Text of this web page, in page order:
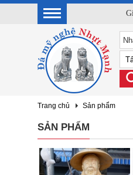
Trang chủ Sản phẩm
SẢN PHẨM